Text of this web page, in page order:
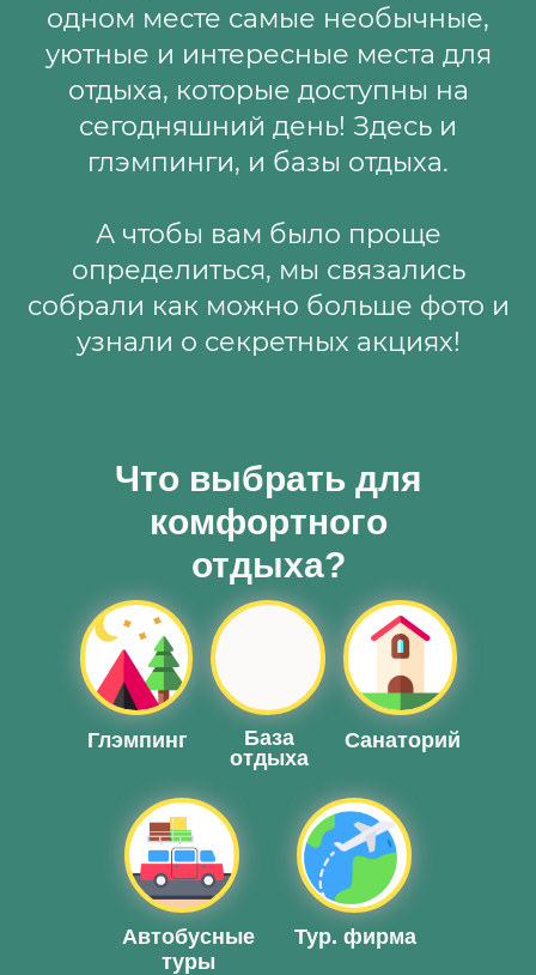
одном месте самые необычные,
уютные и интересные места для
отдыха, которые доступны на
сегодняшний день! Здесь и
глэмпинги, и базы отдыха.
А чтобы вам было проще
определиться, мы связались
собрали как можно больше фото и
узнали о секретных акциях!
Тур. фирма
Что выбрать для
комфортного
отдыха?
Глэмпинг
База
отдыха
Санаторий
Автобусные
туры
отдыха